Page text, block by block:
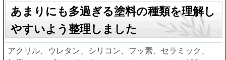
あまりにも多過ぎる塗料の種類を理解し
やすいよう整理しました
アクリル、ウレタン、シリコン、フッ素、セラミック、